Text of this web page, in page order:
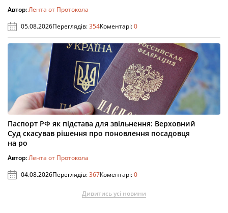
Автор:Лента от Протокола
05.08.2026Переглядів:354Коментарі:0
Паспорт РФ як підстава для звільнення: Верховний
Суд скасував рішення про поновлення посадовця
на ро
Автор:Лента от Протокола
04.08.2026Переглядів:367Коментарі:0
Дивитись усі новини